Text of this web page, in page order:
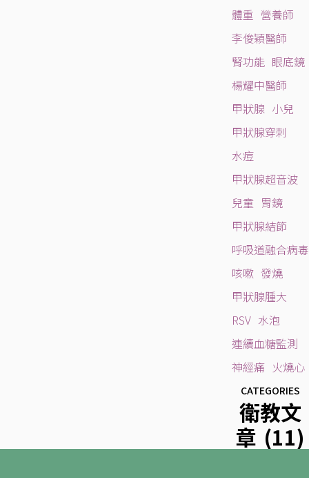
體重 營養師
李俊穎醫師
腎功能 眼底鏡
楊耀中醫師
甲狀腺 小兒
甲狀腺穿刺
水痘
甲狀腺超音波
兒童 胃鏡
甲狀腺結節
呼吸道融合病毒
咳嗽 發燒
甲狀腺腫大
RSV 水泡
連續血糖監測
神經痛 火燒心
CATEGORIES
衛教文
章 (11)